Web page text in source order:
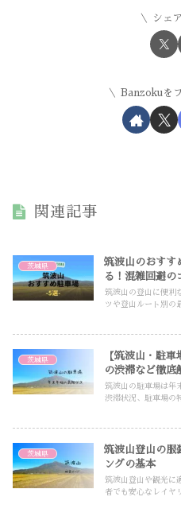
シェ
Banzokuを
関連記事
茨城県
筑波山のおすす
る！混雑回避の
筑波山の登山に便利
ツや登山ルート別の
茨城県
【筑波山・駐
の渋滞など徹底
筑波山の駐車場は年
渋滞状況、駐車場の
茨城県
筑波山登山の服
ングの基本
筑波山登山や観光に
者でも安心なレイヤ